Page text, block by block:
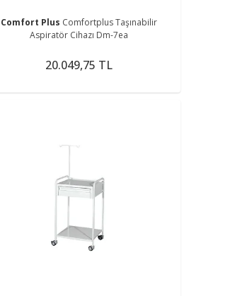
Comfort Plus Comfortplus Taşınabilir
Aspiratör Cihazı Dm-7ea
20.049,75 TL